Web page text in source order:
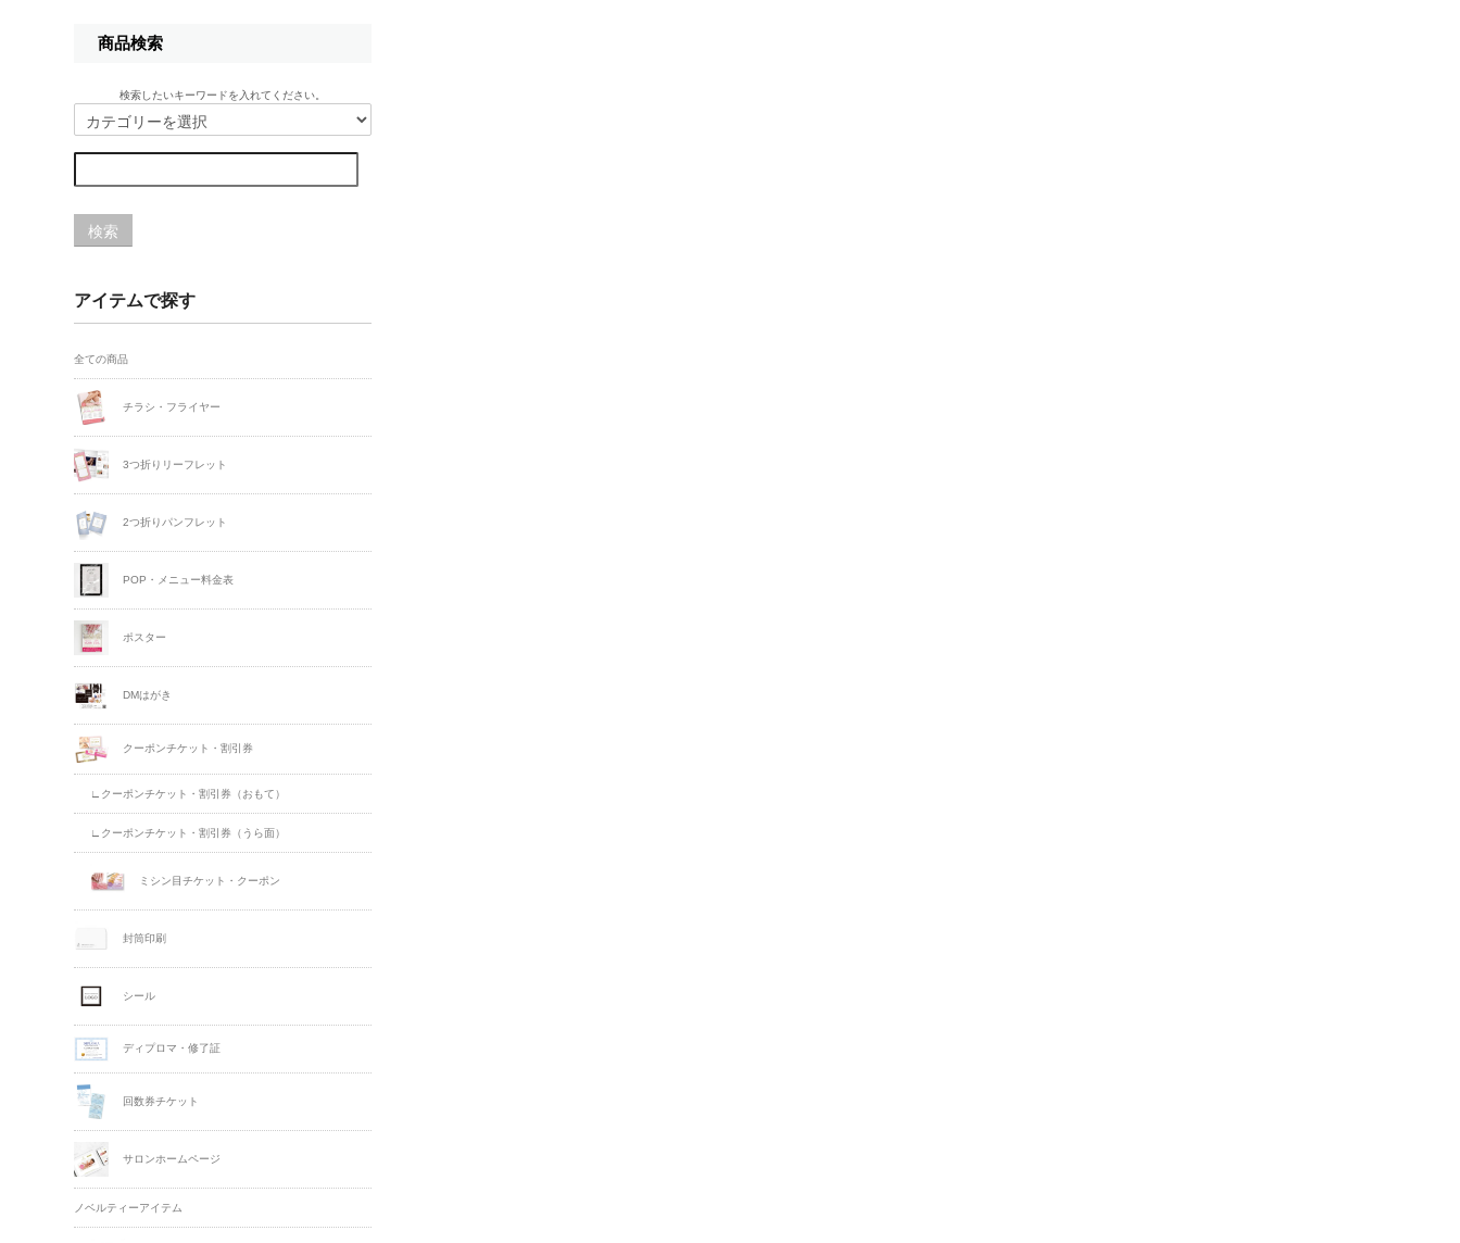
商品検索
検索したいキーワードを入れてください。
検索
アイテムで探す
全ての商品
チラシ・フライヤー
3つ折りリーフレット
2つ折りパンフレット
POP・メニュー料金表
ポスター
DMはがき
クーポンチケット・割引券
∟クーポンチケット・割引券（おもて）
∟クーポンチケット・割引券（うら面）
ミシン目チケット・クーポン
封筒印刷
シール
ディプロマ・修了証
回数券チケット
サロンホームページ
ノベルティーアイテム